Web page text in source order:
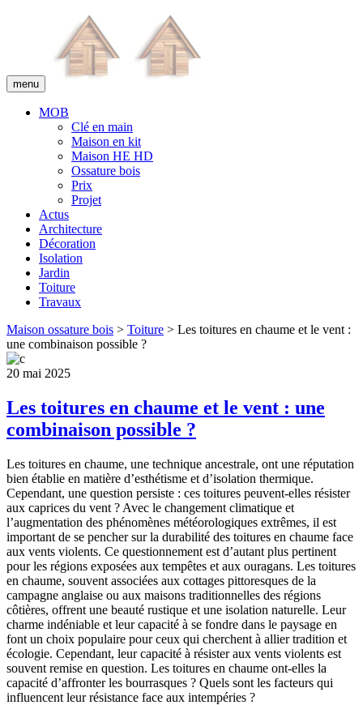
menu
MOB
Clé en main
Maison en kit
Maison HE HD
Ossature bois
Prix
Projet
Actus
Architecture
Décoration
Isolation
Jardin
Toiture
Travaux
Maison ossature bois > Toiture > Les toitures en chaume et le vent :
une combinaison possible ?
20 mai 2025
Les toitures en chaume et le vent : une
combinaison possible ?
Les toitures en chaume, une technique ancestrale, ont une réputation
bien établie en matière d’esthétisme et d’isolation thermique.
Cependant, une question persiste : ces toitures peuvent-elles résister
aux caprices du vent ? Avec le changement climatique et
l’augmentation des phénomènes météorologiques extrêmes, il est
important de se pencher sur la durabilité des toitures en chaume face
aux vents violents. Ce questionnement est d’autant plus pertinent
pour les régions exposées aux tempêtes et aux ouragans. Les toitures
en chaume, souvent associées aux cottages pittoresques de la
campagne anglaise ou aux maisons traditionnelles des régions
côtières, offrent une beauté rustique et une isolation naturelle. Leur
charme indéniable et leur capacité à se fondre dans le paysage en
font un choix populaire pour ceux qui cherchent à allier tradition et
écologie. Cependant, leur capacité à résister aux vents violents est
souvent remise en question. Les toitures en chaume ont-elles la
capacité d’affronter les bourrasques ? Quels sont les facteurs qui
influencent leur résistance face aux intempéries ?